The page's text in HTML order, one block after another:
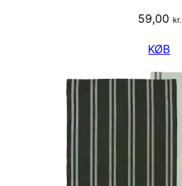
59,00 kr.
KØB